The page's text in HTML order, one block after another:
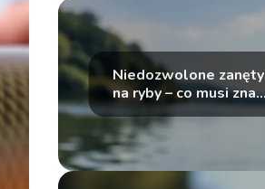
Niedozwolone zanęty
na ryby – co musi znać
każdy wędkarz